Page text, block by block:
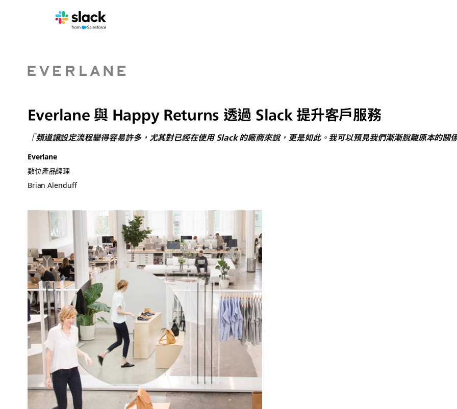
Everlane 與 Happy Returns 透過 Slack 提升客戶服務
「頻道讓設定流程變得容易許多，尤其對已經在使用 Slack 的廠商來說，更是如此。我可以預見我們漸漸脫離原本的關
Everlane
數位產品經理
Brian Alenduff